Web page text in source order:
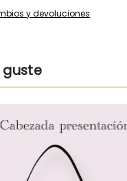
y devoluciones
guste